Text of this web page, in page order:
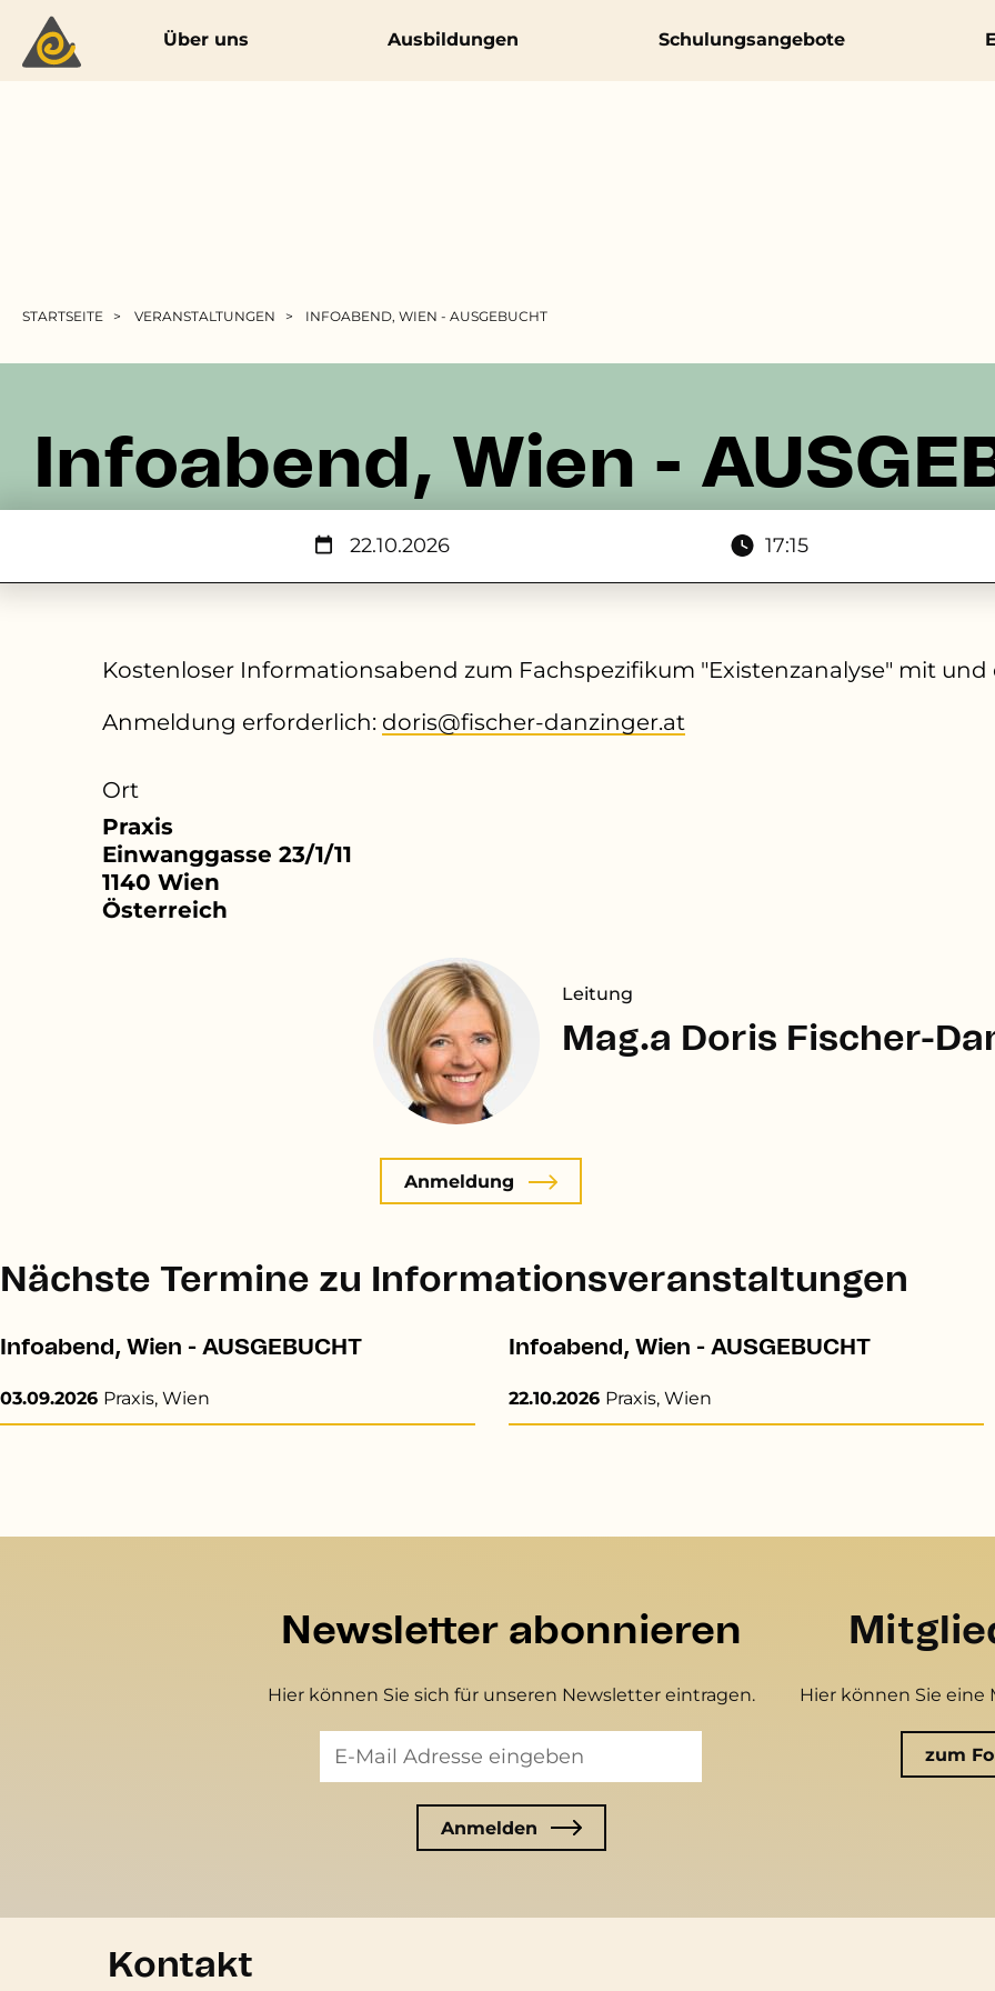
Über uns Ausbildungen Schulungsangebote
STARTSEITE VERANSTALTUNGEN INFOABEND, WIEN - AUSGEBUCHT
Infoabend, Wien -
22.10.2026 17:15
Kostenloser Informationsabend zum Fachspezifikum "Existenzanalyse" mit und
Anmeldung erforderlich: doris@fischer-danzinger.at
Ort
Praxis
Einwanggasse 23/1/11
1140 Wien
Österreich
Leitung
Mag.a Doris Fischer-
Anmeldung
Nächste Termine zu Informationsveranstaltungen
Infoabend, Wien - AUSGEBUCHT
03.09.2026 Praxis, Wien
Infoabend, Wien - AUSGEBUCHT
22.10.2026 Praxis, Wien
Newsletter abonnieren
Hier können Sie sich für unseren Newsletter eintragen. Hier können Sie
zum
Kontakt